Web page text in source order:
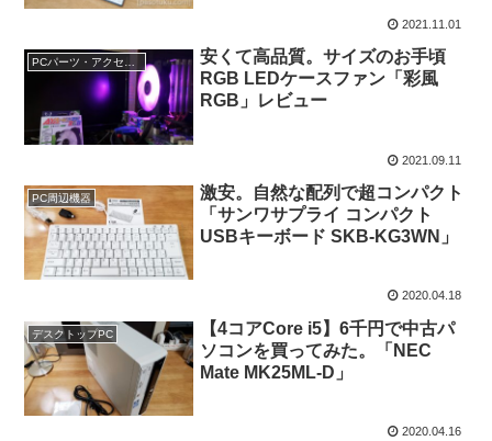
2021.11.01
PCパーツ・アクセサリ
安くて高品質。サイズのお手頃
RGB LEDケースファン「彩風
RGB」レビュー
2021.09.11
PC周辺機器
激安。自然な配列で超コンパクト
「サンワサプライ コンパクト
USBキーボード SKB-KG3WN」
2020.04.18
デスクトップPC
【4コアCore i5】6千円で中古パ
ソコンを買ってみた。「NEC
Mate MK25ML-D」
2020.04.16